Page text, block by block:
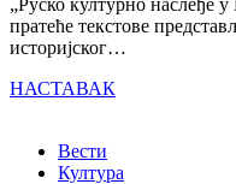
пратеће текстове
историјског…
НАСТАВАК
Вести
Култура